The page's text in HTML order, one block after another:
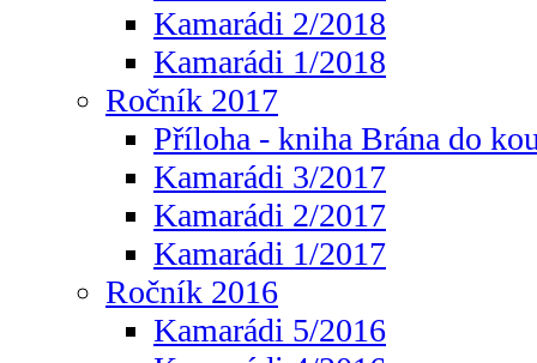
Kamarádi 2/2018
Kamarádi 1/2018
Ročník 2017
Příloha - kniha Brána do
Kamarádi 3/2017
Kamarádi 2/2017
Kamarádi 1/2017
Ročník 2016
Kamarádi 5/2016